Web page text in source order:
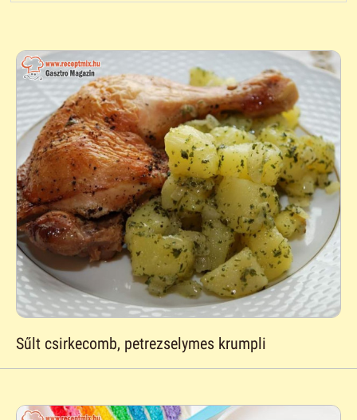
Sűlt csirkecomb, petrezselymes krumpli